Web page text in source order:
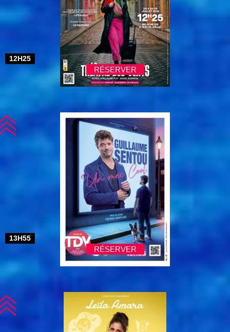
12H25
RÉSERVER
13H55
RÉSERVER